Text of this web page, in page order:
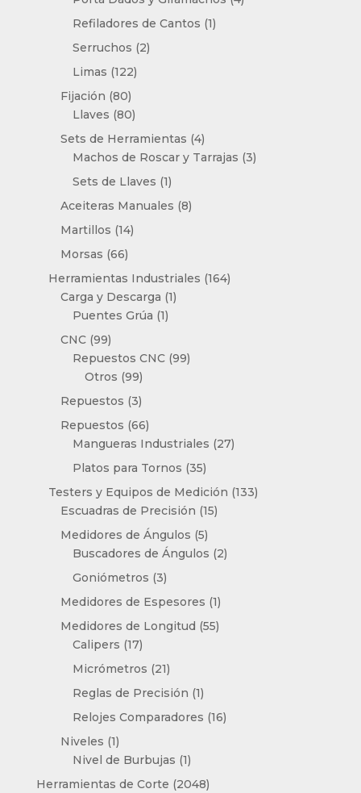
Refiladores de Cantos 11
Serruchos 22
Limas 122122
Fijación 8080
productos
Llaves 8080
productos
Sets de Herramientas 44
productos
Machos de Roscar y Tarrajas 33
Sets de Llaves 11
producto
Aceiteras Manuales 88
Martillos 1414
Morsas 6666
productos
Herramientas Industriales 164164
Carga y Descarga 11
Puentes Grúa 11
CNC 9999
productos
Repuestos CNC 9999
Otros 9999
productos
Repuestos 33
productos
Repuestos 6666
productos
Mangueras Industriales 2727
Platos para Tornos 3535
productos
Testers y Equipos de Medición 133133
Escuadras de Precisión 1515
Medidores de Ángulos 55
productos
Buscadores de Ángulos 22
Goniómetros 33
productos
Medidores de Espesores 11
producto
Medidores de Longitud 5555
Calipers 1717
productos
Micrómetros 2121
productos
Reglas de Precisión 11
producto
Relojes Comparadores 1616
Niveles 11
producto
Nivel de Burbujas 11
producto
Herramientas de Corte 20482048